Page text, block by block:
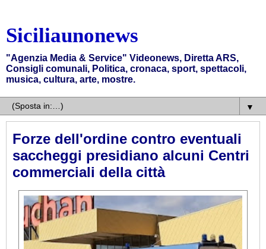
Siciliaunonews
"Agenzia Media & Service" Videonews, Diretta ARS,
Consigli comunali, Politica, cronaca, sport, spettacoli,
musica, cultura, arte, mostre.
▼
Forze dell'ordine contro eventuali
saccheggi presidiano alcuni Centri
commerciali della città